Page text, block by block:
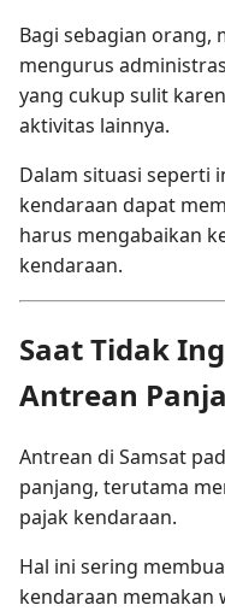
Bagi sebagian
mengurus
yang cukup sulit
aktivitas lainnya.
Dalam situasi seperti
kendaraan dapat
harus mengabaikan
kendaraan.
Saat Tidak
Antrean
Antrean di Samsat
panjang, terutama
pajak kendaraan.
Hal ini sering
kendaraan memakan